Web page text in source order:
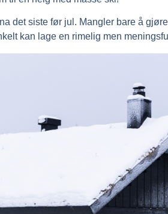
det siste før jul. Mangler bare å
kan lage en rimelig men